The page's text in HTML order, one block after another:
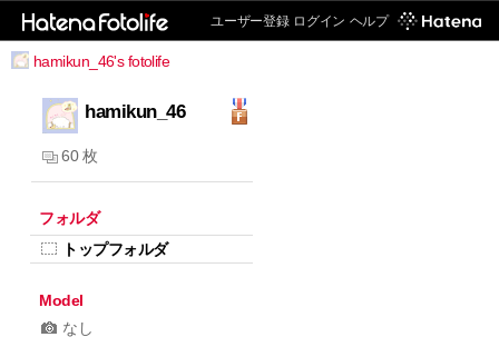
ユーザー登録 ログイン ヘルプ
hamikun_46's fotolife
hamikun_46
60 枚
フォルダ
トップフォルダ
Model
なし